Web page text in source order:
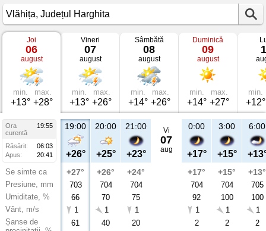
Vremea
Vlăhița
Județul
Harghita
Joi
06
august
min.
+13°
max.
+28°
Vineri
07
august
min.
+13°
max.
+26°
Sâmbătă
08
august
min.
+14°
max.
+26°
Duminică
09
august
min.
+14°
max.
+27°
min.
+12°
Ora
19:55
curentă
Răsărit:
06:03
Apus:
20:41
Se simte ca
Presiune, mm
Umiditate, %
Vânt, m/s
Șanse de
19:00
+26°
+27°
703
66
1
61
20:00
+25°
+26°
704
70
1
40
21:00
+23°
+24°
704
75
1
20
Vi
07
aug
0:00
+17°
+17°
704
92
1
2
3:00
+15°
+15°
704
100
1
2
6:00
+13°
705
100
1
2